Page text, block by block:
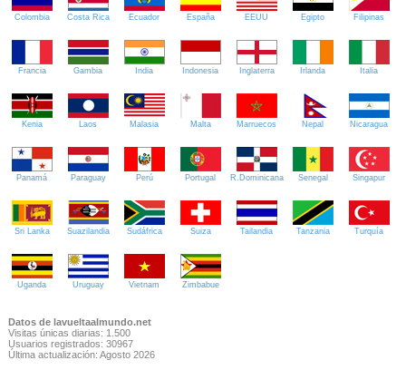
Colombia Costa Rica Ecuador España EEUU Egipto Filipinas
Francia Gambia India Indonesia Inglaterra Irlanda Italia
Kenia Laos Malasia Malta Marruecos Nepal Nicaragua
Panamá Paraguay Perú Portugal R.Dominicana Senegal Singapur
Sri Lanka Suazilandia Sudáfrica Suiza Tailandia Tanzania Turquía
Uganda Uruguay Vietnam Zimbabue
Datos de lavueltaalmundo.net
Visitas únicas diarias: 1.500
Usuarios registrados: 30967
Última actualización: Agosto 2026